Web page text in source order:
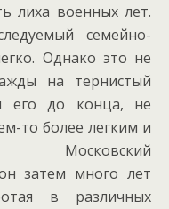
лиха военных лет.
семейно-
Однако это не
на тернистый
его до конца, не
то более легким и
Московский
затем много лет
в различных